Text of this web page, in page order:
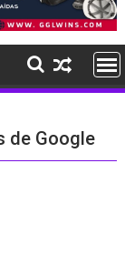
de Google